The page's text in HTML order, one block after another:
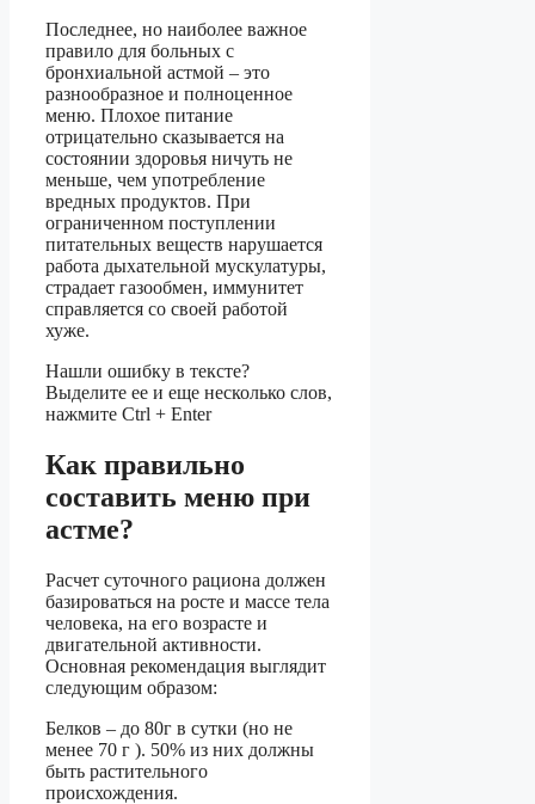
Последнее, но наиболее важное
правило для больных с
бронхиальной астмой – это
разнообразное и полноценное
меню. Плохое питание
отрицательно сказывается на
состоянии здоровья ничуть не
меньше, чем употребление
вредных продуктов. При
ограниченном поступлении
питательных веществ нарушается
работа дыхательной мускулатуры,
страдает газообмен, иммунитет
справляется со своей работой
хуже.
Нашли ошибку в тексте?
Выделите ее и еще несколько слов,
нажмите Ctrl + Enter
Как правильно
составить меню при
астме?
Расчет суточного рациона должен
базироваться на росте и массе тела
человека, на его возрасте и
двигательной активности.
Основная рекомендация выглядит
следующим образом:
Белков – до 80г в сутки (но не
менее 70 г ). 50% из них должны
быть растительного
происхождения.